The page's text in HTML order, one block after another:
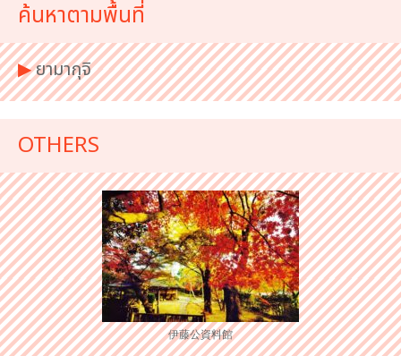
ค้นหาตามพื้นที่
▶︎ยามากุจิ
OTHERS
伊藤公資料館